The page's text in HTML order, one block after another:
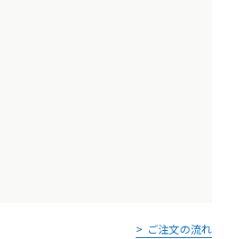
ご注文の流れ